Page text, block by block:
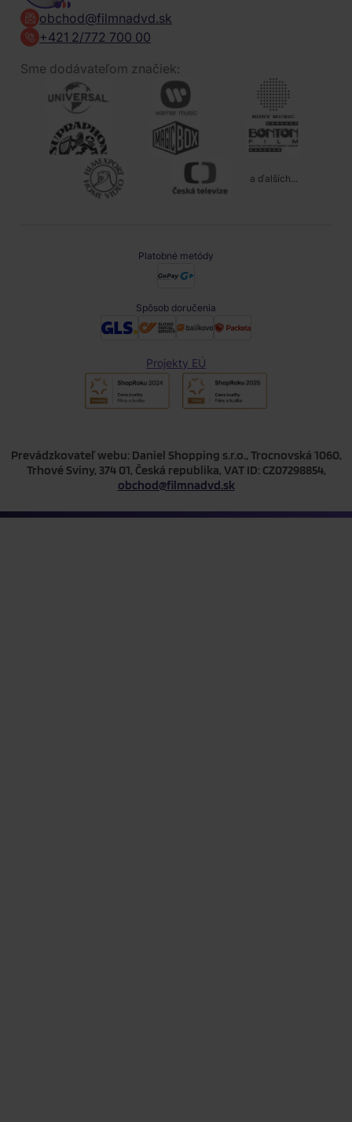
obchod@filmnadvd.sk
+421 2/772 700 00
Sme dodávateľom značiek:
a ďalších...
Platobné metódy
Spôsob doručenia
Projekty EÚ
Prevádzkovateľ webu: Daniel Shopping s.r.o., Trocnovská 1060,
Trhové Sviny, 374 01, Česká republika, VAT ID: CZ07298854,
obchod@filmnadvd.sk